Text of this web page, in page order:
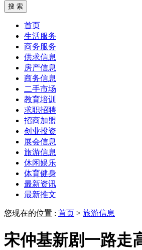
首页
生活服务
商务服务
供求信息
房产信息
商务信息
二手市场
教育培训
求职招聘
招商加盟
创业投资
展会信息
旅游信息
休闲娱乐
体育健身
最新资讯
最新推文
您现在的位置 : 首页 > 旅游信息
宋仲基新剧一路走